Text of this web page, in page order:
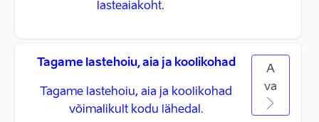
lasteaiakoht.
Tagame lastehoiu, aia ja koolikohad
Tagame lastehoiu, aia ja koolikohad
võimalikult kodu lähedal.
A
va